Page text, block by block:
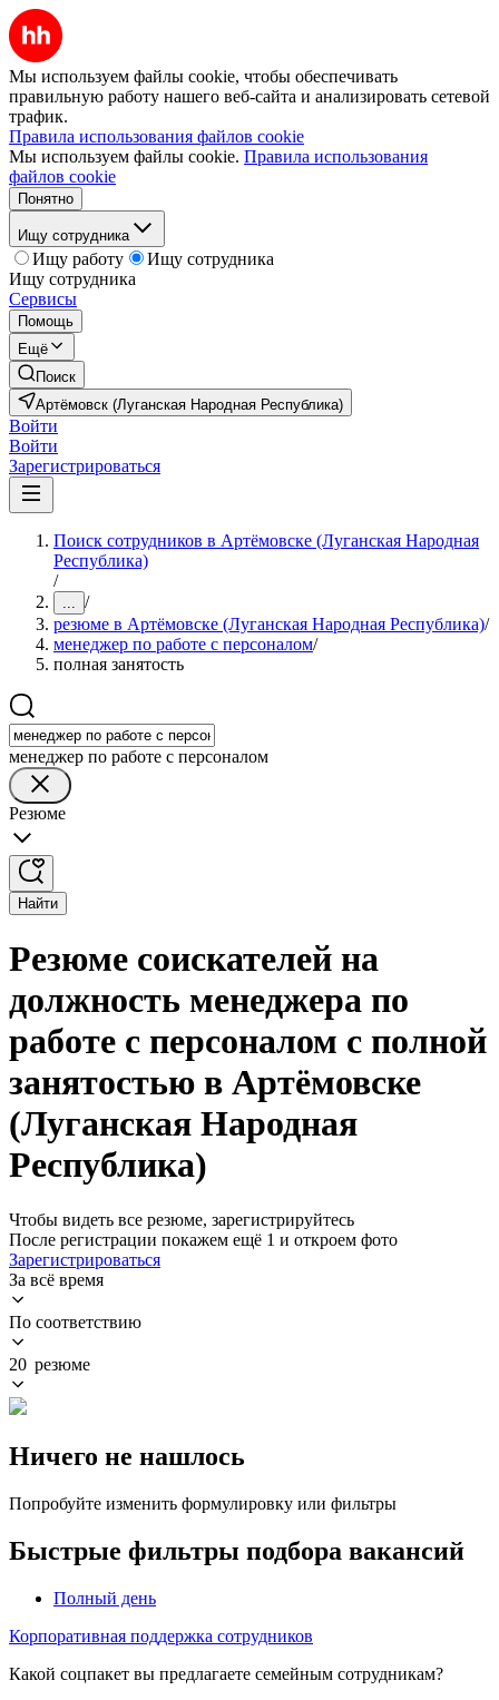
Мы используем файлы cookie, чтобы обеспечивать
правильную работу нашего веб-сайта и анализировать сетевой
трафик.
Правила использования файлов cookie
Мы используем файлы cookie. Правила использования
файлов cookie
Понятно
Ищу сотрудника
Ищу работу
Ищу сотрудника
Ищу сотрудника
Сервисы
Помощь
Ещё
Поиск
Артёмовск (Луганская Народная Республика)
Войти
Войти
Зарегистрироваться
Поиск сотрудников в Артёмовске (Луганская Народная
Республика)
/
... /
резюме в Артёмовске (Луганская Народная Республика)/
менеджер по работе с персоналом/
полная занятость
менеджер по работе с персоналом
Резюме
Найти
Резюме соискателей на
должность менеджера по
работе с персоналом с полной
занятостью в Артёмовске
(Луганская Народная
Республика)
Чтобы видеть все резюме, зарегистрируйтесь
После регистрации покажем ещё 1 и откроем фото
Зарегистрироваться
За всё время
По соответствию
20 резюме
Ничего не нашлось
Попробуйте изменить формулировку или фильтры
Быстрые фильтры подбора вакансий
Полный день
Корпоративная поддержка сотрудников
Какой соцпакет вы предлагаете семейным сотрудникам?